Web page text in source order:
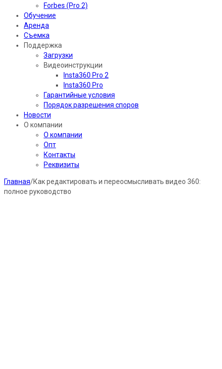
Forbes (Pro 2)
Обучение
Аренда
Съемка
Поддержка
Загрузки
Видеоинструкции
Insta360 Pro 2
Insta360 Pro
Гарантийные условия
Порядок разрешения споров
Новости
О компании
О компании
Опт
Контакты
Реквизиты
Главная/Как редактировать и переосмысливать видео 360:
полное руководство